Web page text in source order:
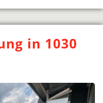
in 1030